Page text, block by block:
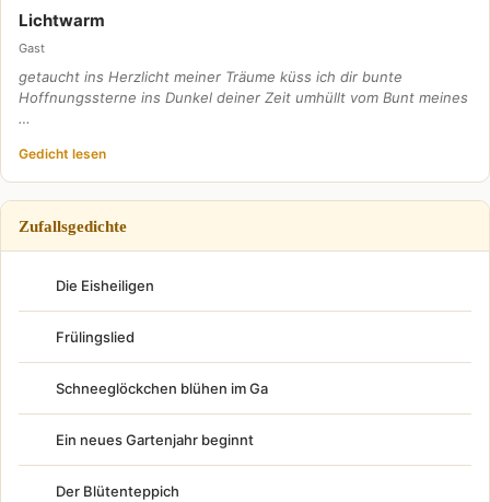
Lichtwarm
Gast
getaucht ins Herzlicht meiner Träume küss ich dir bunte
Hoffnungssterne ins Dunkel deiner Zeit umhüllt vom Bunt meines
…
Gedicht lesen
Zufallsgedichte
Die Eisheiligen
Frülingslied
Schneeglöckchen blühen im Ga
Ein neues Gartenjahr beginnt
Der Blütenteppich